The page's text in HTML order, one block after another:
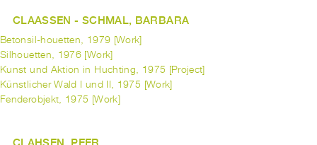
CLAASSEN - SCHMAL, BARBARA
Betonsil-houetten, 1979 [Work]
Silhouetten, 1976 [Work]
Kunst und Aktion in Huchting, 1975 [Project]
Künstlicher Wald I und II, 1975 [Work]
Fenderobjekt, 1975 [Work]
CLAHSEN, PEER